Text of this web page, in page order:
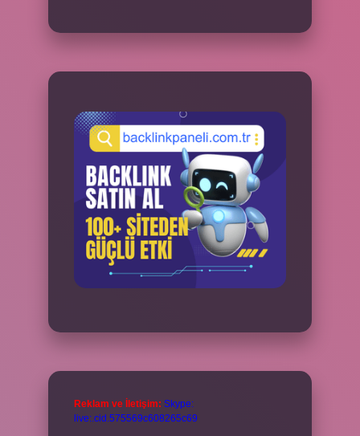
Reklam ve İletişim: Skype:
live:.cid.575569c608265c69